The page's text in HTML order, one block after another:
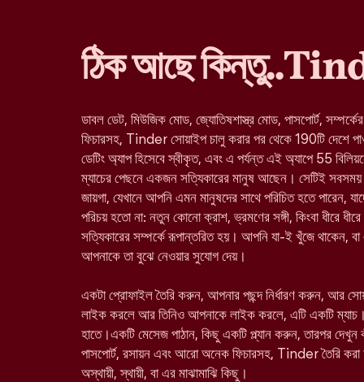
ঠিক আছে
ডাবল ডেট, মিউজিক মোড, জ্যোতিষশাস্ত্র মোড, পাসপোর্ট,
ফিচারসহ, Tinder সোয়াইপ চালু করার পর থেকে 190টি দেশে
ডেটিং অ্যাপ হিসেবে স্বীকৃত, এবং এ পর্যন্ত এই অ্যাপে 55
ম্যাচের পেছনে একজন সত্যিকারের মানুষ আছেন। সেটিই
জায়গা, যেখানে আপনি এমন মানুষদের সাথে পরিচিত হতে পারেন,
পরিচয় হতো না: নতুন কোনো ক্রাশ, ভ্রমণের সঙ্গী, কিংবা ধীরে
সত্যিকারের সম্পর্কে রূপান্তরিত হয়। আপনি যা-ই খুঁজে থাকেন,
আপনাকে তা বুঝে নেওয়ার সুযোগ দেয়।
একটা প্রোফাইল তৈরি করুন, আপনার পছন্দ নির্ধারণ করুন, আর
লাইক করলে আর তিনিও আপনাকে লাইক করলে, এটি একটি
হাতে।একটি মেসেজ পাঠান, কিছু একটি প্ল্যান করুন, তারপর
পাসপোর্ট, রসায়ন এবং আরো অনেক ফিচারসহ, Tinder তৈরি
অস্থায়ী, স্থায়ী, বা এর মাঝামাঝি কিছু।